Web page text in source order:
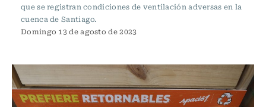
que se registran condiciones de ventilación adversas en la
cuenca de Santiago.
Domingo 13 de agosto de 2023